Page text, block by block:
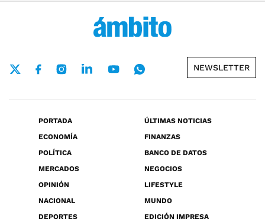
NEWSLETTER
PORTADA
ÚLTIMAS NOTICIAS
ECONOMÍA
FINANZAS
POLÍTICA
BANCO DE DATOS
MERCADOS
NEGOCIOS
OPINIÓN
LIFESTYLE
NACIONAL
MUNDO
DEPORTES
EDICIÓN IMPRESA